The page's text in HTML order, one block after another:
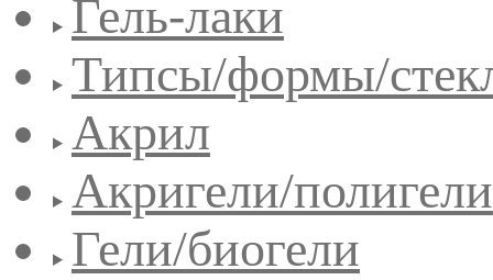
Гель-лаки
Типсы/формы/
Акрил
Акригели/полигели
Гели/биогели